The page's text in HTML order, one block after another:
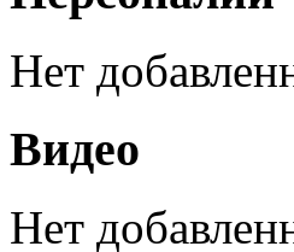
Нет
Видео
Нет